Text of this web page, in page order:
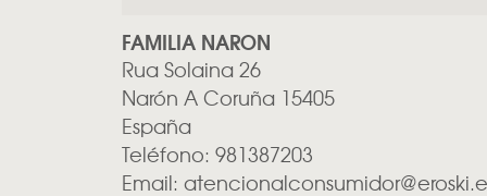
FAMILIA NARON
Rua Solaina 26
Narón A Coruña 15405
España
Teléfono: 981387203
Email: